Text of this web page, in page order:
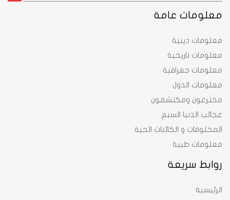
روابط سريعة
الرئيسية
معلومات عامة
معلومات دينية
معلومات تاريخية
معلومات جغرافية
معلومات الدول
مخترعون ومكتشفون
عجائب الدنيا السبع
المخلوقات و الكائنات الحية
معلومات طبية